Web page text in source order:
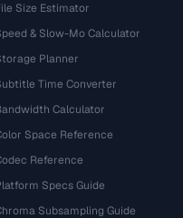
Size Estimator
& Slow-Mo Calculator
Planner
Time Converter
Calculator
Space Reference
Reference
Specs Guide
Subsampling Guide